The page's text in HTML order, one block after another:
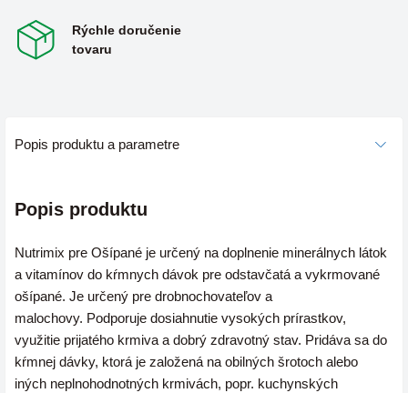
Rýchle doručenie
tovaru
Popis produktu a parametre
Popis produktu
Nutrimix pre Ošípané je určený na doplnenie minerálnych látok
a vitamínov do kŕmnych dávok pre odstavčatá a vykrmované
ošípané. Je určený pre drobnochovateľov a
malochovy. Podporuje dosiahnutie vysokých prírastkov,
využitie prijatého krmiva a dobrý zdravotný stav. Pridáva sa do
kŕmnej dávky, ktorá je založená na obilných šrotoch alebo
iných neplnohodnotných krmivách, popr. kuchynských